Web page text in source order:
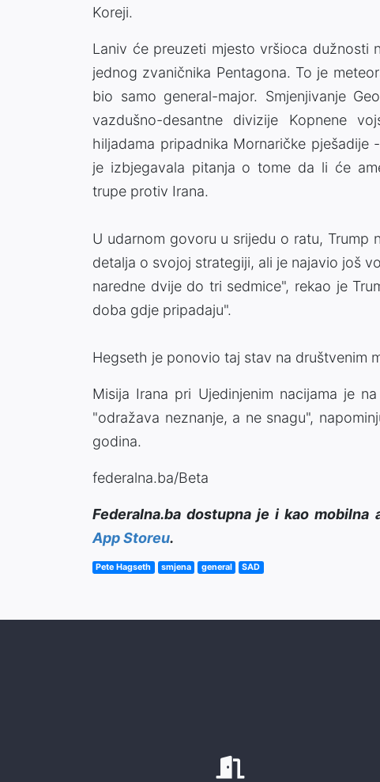
Koreji.
Laniv će preuzeti mjesto vršioca dužnosti
jednog zvaničnika Pentagona. To je
bio samo general-major. Smjenjivanje
vazdušno-desantne divizije Kopnene
hiljadama pripadnika Mornaričke pješadije
je izbjegavala pitanja o tome da li će
trupe protiv Irana.
U udarnom govoru u srijedu o ratu, Trump
detalja o svojoj strategiji, ali je najavio još
naredne dvije do tri sedmice", rekao je
doba gdje pripadaju".
Hegseth je ponovio taj stav na društvenim
Misija Irana pri Ujedinjenim nacijama je
"odražava neznanje, a ne snagu",
godina.
federalna.ba/Beta
Federalna.ba dostupna je i kao mobilna
App Storeu.
Pete Hagseth smjena general SAD